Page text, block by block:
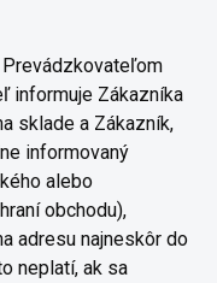
Prevádzkovateľom
informuje Zákazníka
sklade a Zákazník,
informovaný
alebo
obchodu),
adresu najneskôr do
neplatí, ak sa